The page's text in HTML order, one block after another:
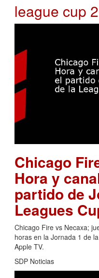
league cup
Chicago
Hora y
partido de
Leagues
Chicago Fire vs Necaxa;
horas en la Jornada 1 de
Apple TV.
SDP Noticias